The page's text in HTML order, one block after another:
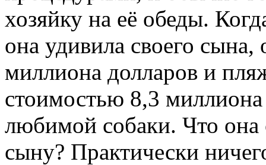
хозяйку на её обеды.
она удивила своего
миллиона долларов и
стоимостью 8,3
любимой собаки. Что
сыну? Практически